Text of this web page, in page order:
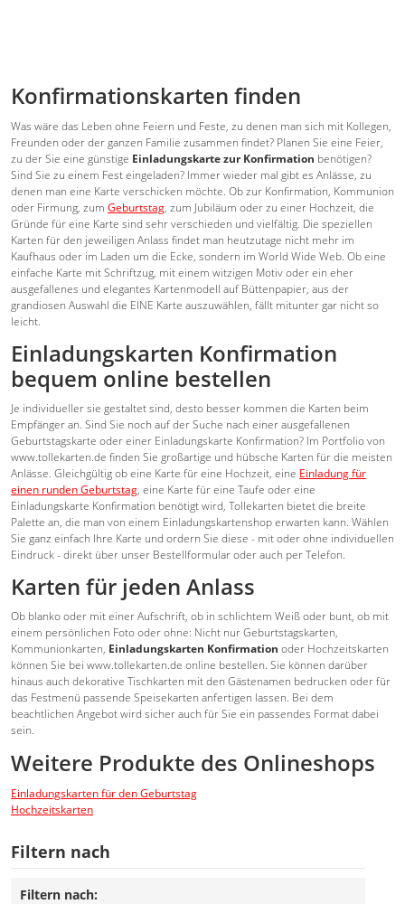
Konfirmationskarten finden
Was wäre das Leben ohne Feiern und Feste, zu denen man sich mit Kollegen,
Freunden oder der ganzen Familie zusammen findet? Planen Sie eine Feier,
zu der Sie eine günstige Einladungskarte zur Konfirmation benötigen?
Sind Sie zu einem Fest eingeladen? Immer wieder mal gibt es Anlässe, zu
denen man eine Karte verschicken möchte. Ob zur Konfirmation, Kommunion
oder Firmung, zum Geburtstag, zum Jubiläum oder zu einer Hochzeit, die
Gründe für eine Karte sind sehr verschieden und vielfältig. Die speziellen
Karten für den jeweiligen Anlass findet man heutzutage nicht mehr im
Kaufhaus oder im Laden um die Ecke, sondern im World Wide Web. Ob eine
einfache Karte mit Schriftzug, mit einem witzigen Motiv oder ein eher
ausgefallenes und elegantes Kartenmodell auf Büttenpapier, aus der
grandiosen Auswahl die EINE Karte auszuwählen, fällt mitunter gar nicht so
leicht.
Einladungskarten Konfirmation
bequem online bestellen
Je individueller sie gestaltet sind, desto besser kommen die Karten beim
Empfänger an. Sind Sie noch auf der Suche nach einer ausgefallenen
Geburtstagskarte oder einer Einladungskarte Konfirmation? Im Portfolio von
www.tollekarten.de finden Sie großartige und hübsche Karten für die meisten
Anlässe. Gleichgültig ob eine Karte für eine Hochzeit, eine Einladung für
einen runden Geburtstag, eine Karte für eine Taufe oder eine
Einladungskarte Konfirmation benötigt wird, Tollekarten bietet die breite
Palette an, die man von einem Einladungskartenshop erwarten kann. Wählen
Sie ganz einfach Ihre Karte und ordern Sie diese - mit oder ohne individuellen
Eindruck - direkt über unser Bestellformular oder auch per Telefon.
Karten für jeden Anlass
Ob blanko oder mit einer Aufschrift, ob in schlichtem Weiß oder bunt, ob mit
einem persönlichen Foto oder ohne: Nicht nur Geburtstagskarten,
Kommunionkarten, Einladungskarten Konfirmation oder Hochzeitskarten
können Sie bei www.tollekarten.de online bestellen. Sie können darüber
hinaus auch dekorative Tischkarten mit den Gästenamen bedrucken oder für
das Festmenü passende Speisekarten anfertigen lassen. Bei dem
beachtlichen Angebot wird sicher auch für Sie ein passendes Format dabei
sein.
Weitere Produkte des Onlineshops
Einladungskarten für den Geburtstag
Hochzeitskarten
Filtern nach
Filtern nach: